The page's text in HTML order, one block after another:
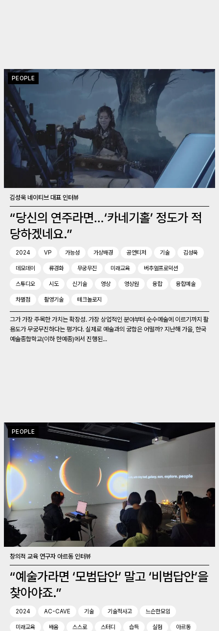
PEOPLE
김성욱 네이티브 대표 인터뷰
“당신의 연주라면…‘카네기홀’ 정도가 적
당하겠네요.”
2024 VP 가능성 가상배경 공연티저 기술 김성욱
데모데이 류경화 무궁무진 미래교육 버추얼프로덕션
스튜디오 시도 신기술 영상 영상원 융합 융합예술
차별점 촬영기술 테크놀로지
그가 가장 주목한 가치는 확장성. 가장 상업적인 분야부터 순수예술에 이르기까지 활
용도가 무궁무진하다는 평가다. 실제로 예술과의 궁합은 어떨까? 지난해 가을, 한국
예술종합학교(이하 한예종)에서 진행된...
PEOPLE
창의적 교육 연구자 아르동 인터뷰
“예술가라면 ‘모범답안’ 말고 ‘비범답안’을
찾아야죠.”
2024 AC-CAVE 기술 기술적사고 느슨한모임
미래교육 배움 스스로 스터디 습득 실험 아르동